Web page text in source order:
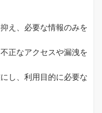
え、必要な情報のみを
正なアクセスや漏洩を
し、利用目的に必要な